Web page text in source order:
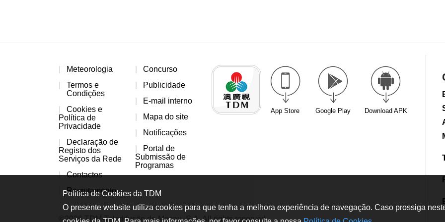
Meteorologia
Termos e
Condições
Cookies e
Política de
Privacidade
Declaração de
Registo dos
Serviços da Rede
Contactos
Recrutamento
Concurso
Publicidade
E-mail interno
Mapa do site
Notificações
Portal de
Submissão de
Programas
App Store Google Play Download APK
©2026 TDM-Teledifusão de Macau, S.A. All rights reserved
Política de Cookies da TDM
O presente website utiliza cookies para que tenha a melhora experiência de navegação. Caso prossiga